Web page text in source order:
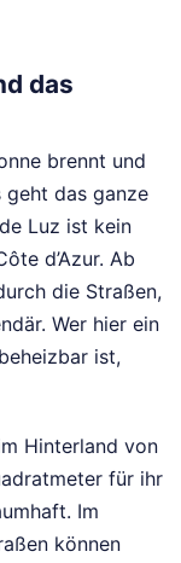
das
brennt und
geht das ganze
Luz ist kein
d’Azur. Ab
die Straßen,
Wer hier ein
ist,
Hinterland von
für ihr
Im
können